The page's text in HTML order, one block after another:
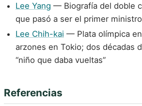
Lee Yang — Biografía del doble
que pasó a ser el primer
Lee Chih-kai — Plata olímpica
arzones en Tokio; dos décadas
“niño que daba vueltas”
Referencias